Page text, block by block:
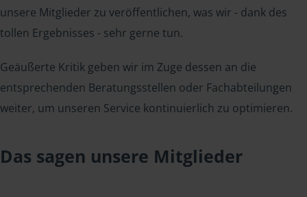
unsere Mitglieder zu veröffentlichen, was wir - dank des
tollen Ergebnisses - sehr gerne tun.
Geäußerte Kritik geben wir im Zuge dessen an die
entsprechenden Beratungsstellen oder Fachabteilungen
weiter, um unseren Service kontinuierlich zu optimieren.
Das sagen unsere Mitglieder